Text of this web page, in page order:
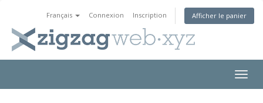
Français Connexion Inscription Afficher le panier